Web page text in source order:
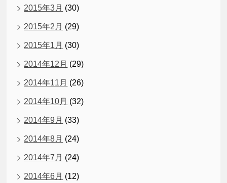
2015年3月 (30)
2015年2月 (29)
2015年1月 (30)
2014年12月 (29)
2014年11月 (26)
2014年10月 (32)
2014年9月 (33)
2014年8月 (24)
2014年7月 (24)
2014年6月 (12)